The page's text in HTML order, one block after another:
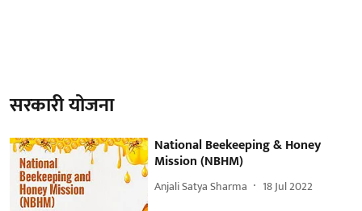
सरकारी योजना
National Beekeeping & Honey
Mission (NBHM)
Anjali Satya Sharma 18 Jul 2022